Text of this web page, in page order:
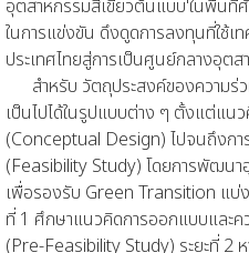
อุตสาหกรรมสีเขียวต้นแบบ'ในพื้นที่
ในการแข่งขัน ดึงดูดการลงทุนที่ใช้เ
ประเทศไทยสู่การเป็นศูนย์กลางอุต
สำหรับ วัตถุประสงค์ของความร่
เป็นไปได้ในรูปแบบต่าง ๆ ตั้งแต่แน
(Conceptual Design) ไปจนถึงกา
(Feasibility Study) โดยการพัฒน
เพื่อรองรับ Green Transition แบ่ง
ที่ 1 ศึกษาแนวคิดการออกแบบและค
(Pre-Feasibility Study) ระยะที่ 2